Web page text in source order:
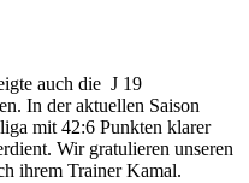
auch die J 19
In der aktuellen Saison
mit 42:6 Punkten klarer
Wir gratulieren unseren
ihrem Trainer Kamal.